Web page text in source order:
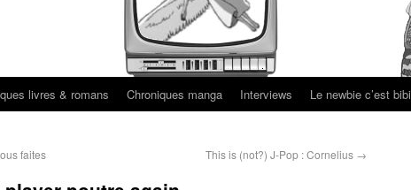
livres & romans Chroniques manga Interviews Le newbie c’est bibi
faites This is (not?) J-Pop : Cornelius →